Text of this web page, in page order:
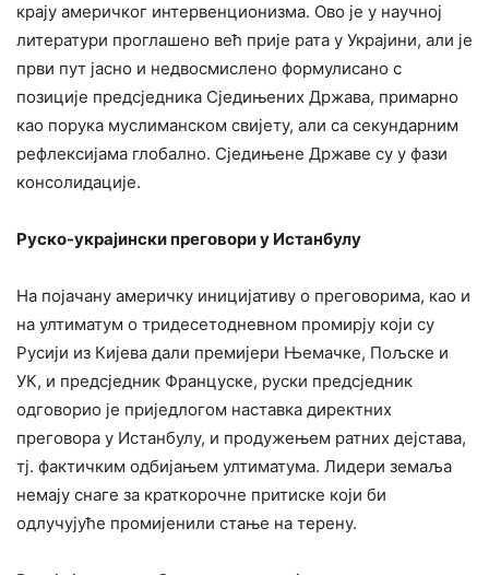
крају америчког интервенционизма. Ово је у научној
литератури проглашено већ прије рата у Украјини, али је
први пут јасно и недвосмислено формулисано с
позиције предсједника Сједињених Држава, примарно
као порука муслиманском свијету, али са секундарним
рефлексијама глобално. Сједињене Државе су у фази
консолидације.
Руско-украјински преговори у Истанбулу
На појачану америчку иницијативу о преговорима, као и
на ултиматум о тридесетодневном промирју који су
Русији из Кијева дали премијери Њемачке, Пољске и
УК, и предсједник Француске, руски предсједник
одговорио је приједлогом наставка директних
преговора у Истанбулу, и продужењем ратних дејстава,
тј. фактичким одбијањем ултиматума. Лидери земаља
немају снаге за краткорочне притиске који би
одлучујуће промијенили стање на терену.